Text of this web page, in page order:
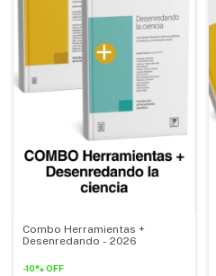
Combo Herramientas +
Desenredando - 2026
-10% OFF